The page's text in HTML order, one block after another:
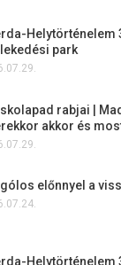
Helytörténelem
park
rabjai |
akkor és
előnnyel a
Helytörténelem